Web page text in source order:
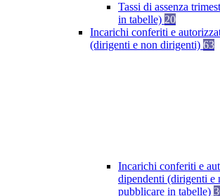
Tassi di assenza
in tabelle) 20
Incarichi conferiti e
(dirigenti e non dirigenti) 63
Incarichi conferiti e
dipendenti (dirigenti e
pubblicare in tabelle)